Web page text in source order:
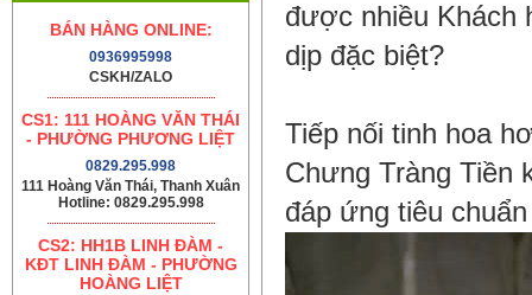
BÁN HÀNG ONLINE:
0936995998
CSKH/ZALO
CS1: 111 HOÀNG VĂN THÁI
- PHƯỜNG PHƯƠNG LIỆT
0829.295.998
111 Hoàng Văn Thái, Thanh Xuân
Hotline: 0829.295.998
CS2: HH1B LINH ĐÀM -
KĐT LINH ĐÀM - PHƯỜNG
HOÀNG LIỆT
được nhiều Khách
dịp đặc biệt?
Tiếp nối tinh hoa
Chưng Tràng Tiền
đáp ứng tiêu